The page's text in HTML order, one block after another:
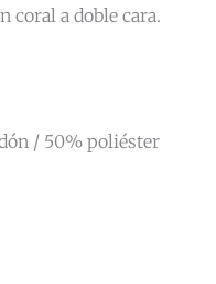
coral a doble cara.
/ 50% poliéster